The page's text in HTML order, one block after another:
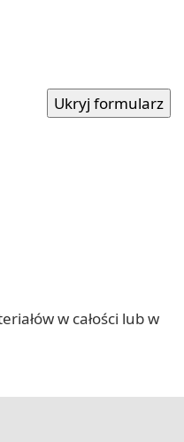
w całości lub w